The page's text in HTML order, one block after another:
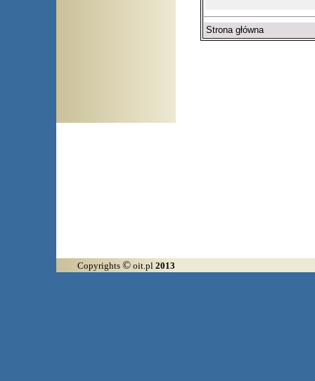
Strona główna
Copyrights © oit.pl 2013